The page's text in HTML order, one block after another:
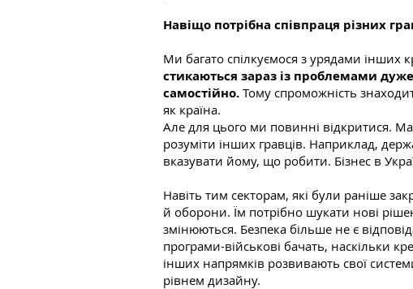
Навіщо потрібна співпраця різних
Ми багато спілкуємося з урядами інших
стикаються зараз із проблемами
самостійно. Тому спроможність
як країна.
Але для цього ми повинні відкритися.
розуміти інших гравців. Наприклад,
вказувати йому, що робити. Бізнес в
Навіть тим секторам, які були раніше
й оборони. Їм потрібно шукати нові
змінюються. Безпека більше не є
програми-військові бачать, наскільки
інших напрямків розвивають свої
рівнем дизайну.